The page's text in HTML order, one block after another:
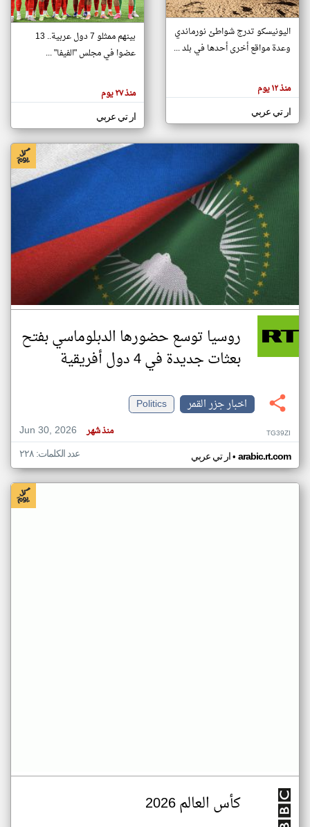
تغيير الدولة
اخبار جزر القمر على مدار الساعة
أهم اخبار جزر القمر العاجلة والمباشرة
هنا عن
وجهة
كاتبيها.
اليونيسكو تدرج شواطئ نورماندي
وعدة مواقع أخرى أحدها في بلد ...
منذ ١٢ يوم
ار تي عربي
بينهم ممثلو 7 دول عربية.. 13
عضوا في مجلس "الفيفا" ...
منذ ٢٧ يوم
ار تي عربي
روسيا توسع حضورها الدبلوماسي بفتح
بعثات جديدة في 4 دول أفريقية
اخبار جزر القمر
Politics
Jun 30, 2026
منذ شهر TG39ZI
ار تي عربي• arabic.rt.com عدد الكلمات: ٢٢٨
كأس العالم 2026
klyoum.com